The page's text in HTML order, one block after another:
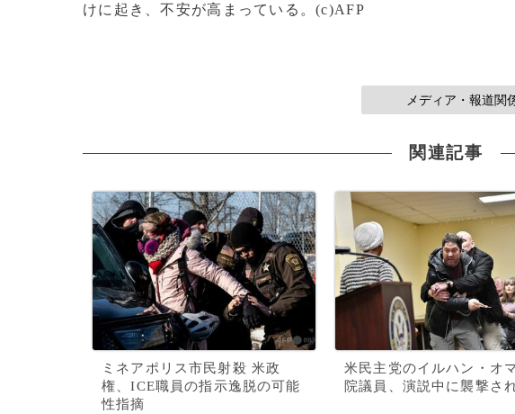
けに起き、不安が高まっている。(c)AFP
メディア・報道関
関連記事
ミネアポリス市民射殺 米政
権、ICE職員の指示逸脱の可能
性指摘
米民主党のイルハン・オ
院議員、演説中に襲撃さ